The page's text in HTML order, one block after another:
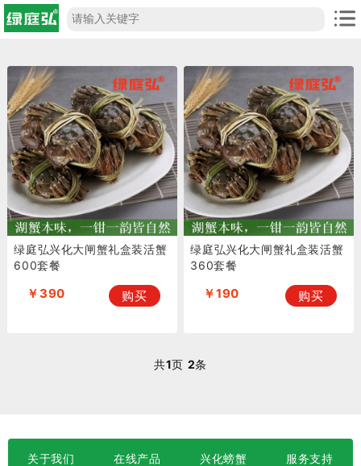
绿庭弘兴化大闸蟹礼盒装活蟹
600套餐
￥390 购买
绿庭弘兴化大闸蟹礼盒装活蟹
360套餐
￥190 购买
共1页 2条
关于我们 在线产品 兴化螃蟹 服务支持